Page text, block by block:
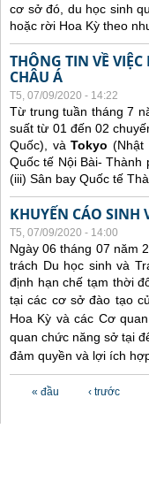
cơ sở đó, du học sinh
hoặc rời Hoa Kỳ theo
THÔNG TIN VỀ
CHÂU Á
T5, 07/09/2020 - 14:22
Từ trung tuần tháng 7
suất từ 01 đến 02
Quốc), vàTokyo (Nhật
Quốc tế Nội Bài- Thành
(iii) Sân bay Quốc tế
KHUYẾN CÁO SINH
T5, 07/09/2020 - 14:00
Ngày 06 tháng 07 năm
trách Du học sinh và
định hạn chế tạm thời
tại các cơ sở đào tạo
Hoa Kỳ và các Cơ
quan chức năng sở tại
đảm quyền và lợi ích
Các trang
« đầu ‹ trước